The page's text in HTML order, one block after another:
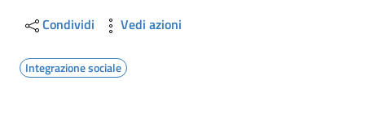
Condividi Vedi azioni
Integrazione sociale